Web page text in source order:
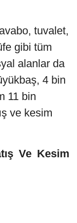
tuvalet,
gibi tüm
alanlar da
4 bin
11 bin
ve kesim
Ve Kesim